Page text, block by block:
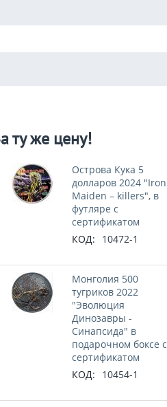
ту же цену!
Острова Кука 5
долларов 2024 "Iron
Maiden – killers", в
футляре с
сертификатом
КОД:
10472-1
Монголия 500
тугриков 2022
"Эволюция
Динозавры -
Синапсида" в
подарочном боксе с
сертификатом
КОД:
10454-1